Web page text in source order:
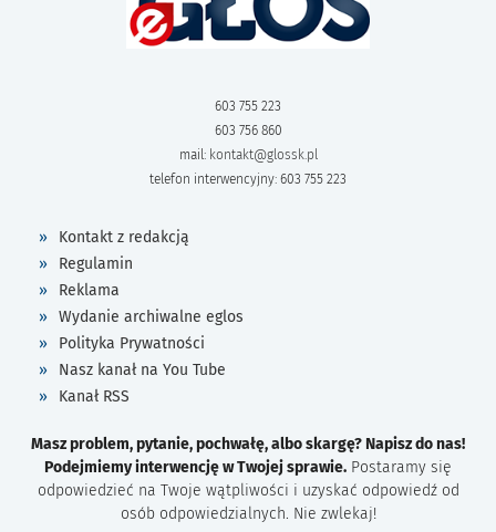
603 755 223
603 756 860
mail: kontakt@glossk.pl
telefon interwencyjny: 603 755 223
Kontakt z redakcją
Regulamin
Reklama
Wydanie archiwalne eglos
Polityka Prywatności
Nasz kanał na You Tube
Kanał RSS
Masz problem, pytanie, pochwałę, albo skargę? Napisz do nas!
Podejmiemy interwencję w Twojej sprawie. Postaramy się
odpowiedzieć na Twoje wątpliwości i uzyskać odpowiedź od
osób odpowiedzialnych. Nie zwlekaj!